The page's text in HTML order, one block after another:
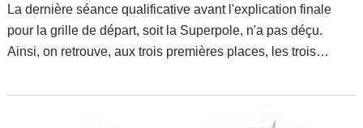
La dernière séance qualificative avant l'explication finale
pour la grille de départ, soit la Superpole, n'a pas déçu.
Ainsi, on retrouve, aux trois premières places, les trois
un Max Biaggi qui a parfaitement redressé sa modeste